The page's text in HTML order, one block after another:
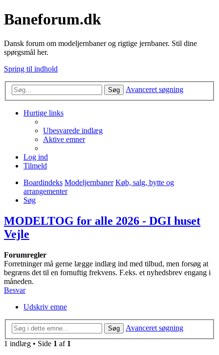
Baneforum.dk
Dansk forum om modeljernbaner og rigtige jernbaner. Stil dine
spørgsmål her.
Spring til indhold
Søg Avanceret søgning
Hurtige links
Ubesvarede indlæg
Aktive emner
Log ind
Tilmeld
Boardindeks Modeljernbaner Køb, salg, bytte og
arrangementer
Søg
MODELTOG for alle 2026 - DGI huset
Vejle
Forumregler
Forretninger må gerne lægge indlæg ind med tilbud, men forsøg at
begræns det til en fornuftig frekvens. F.eks. et nyhedsbrev engang i
måneden.
Besvar
Udskriv emne
Søg
Avanceret søgning
1 indlæg • Side 1 af 1